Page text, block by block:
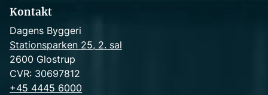
Kontakt
Dagens Byggeri
Stationsparken 25, 2. sal
2600 Glostrup
CVR: 30697812
+45 4445 6000